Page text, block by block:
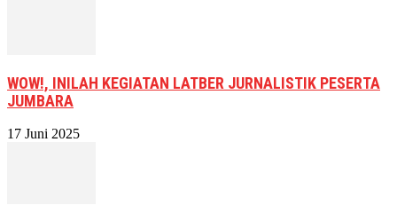
WOW!, INILAH KEGIATAN LATBER JURNALISTIK PESERTA
JUMBARA
17 Juni 2025